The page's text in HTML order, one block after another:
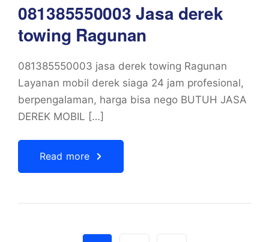
081385550003 Jasa derek
towing Ragunan
081385550003 jasa derek towing Ragunan
Layanan mobil derek siaga 24 jam profesional,
berpengalaman, harga bisa nego BUTUH JASA
DEREK MOBIL […]
Read more